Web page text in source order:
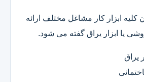
ابزار کار مشاغل مختلف ارائه
یا ابزار یراق گفته می شود.
یراق